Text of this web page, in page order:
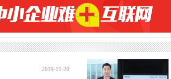
2019-11-20